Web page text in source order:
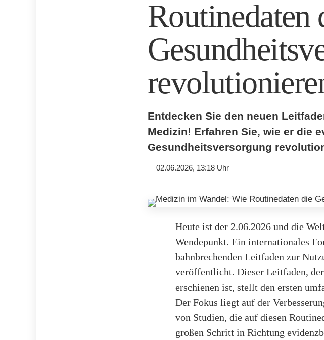
Routinedaten
Entdecken Sie den neuen
Medizin! Erfahren Sie, wie er die
Gesundheitsversorgung
02.06.2026, 13:18 Uhr
Heute ist der 2.06.2026 und die
Wendepunkt. Ein internationales
bahnbrechenden Leitfaden zur
veröffentlicht. Dieser Leitfaden,
erschienen ist, stellt den ersten
Der Fokus liegt auf der
von Studien, die auf diesen
großen Schritt in Richtung